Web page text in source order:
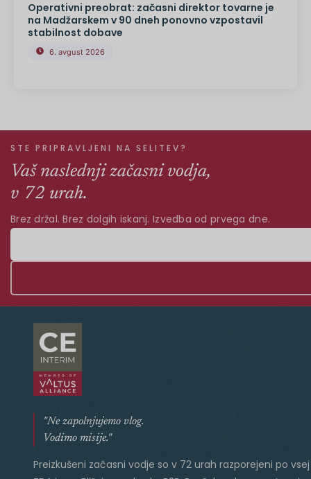
Operativni preobrat: začasni direktor tovarne je
na Madžarskem v 90 dneh ponovno vzpostavil
stabilnost dobave
6. avgust 2026
STE PRIPRAVLJENI NA SELITEV?
Vaš naslednji začasni vodja,
v 72 urah.
Brez držal. Brez dolgih iskanj. Izvedba od prvega dne.
"Ne zapolnjujemo vlog.
Vodimo misije."
Preizkušeni začasni vodje so v 72 urah razporejeni po vsej